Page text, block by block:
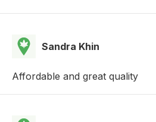
Sandra Khin
Affordable and great quality